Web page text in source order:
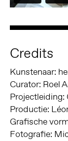
Credits
Kunstenaar:
Curator: Roel
Projectleiding:
Productie:
Grafische
Fotografie: